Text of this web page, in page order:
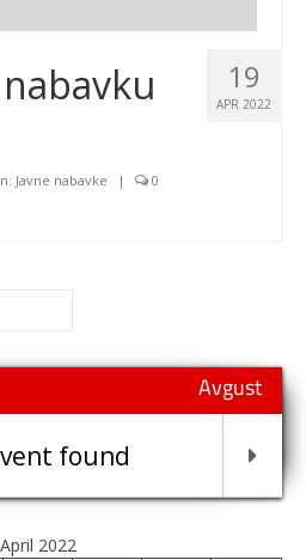
19
APR 2022
Javne nabavke | 0
Avgust
found
April 2022